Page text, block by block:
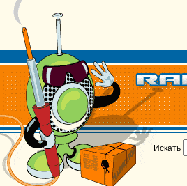
Искать